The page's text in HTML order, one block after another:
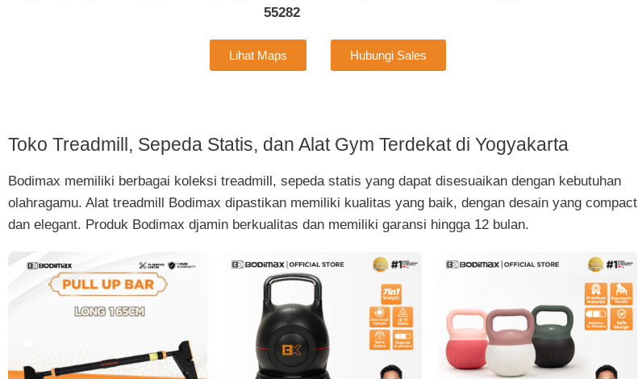
55282
Lihat Maps Hubungi Sales
Toko Treadmill, Sepeda Statis, dan Alat Gym Terdekat di Yogyakarta
Bodimax memiliki berbagai koleksi treadmill, sepeda statis yang dapat disesuaikan dengan kebutuhan
olahragamu. Alat treadmill Bodimax dipastikan memiliki kualitas yang baik, dengan desain yang compact
dan elegant. Produk Bodimax djamin berkualitas dan memiliki garansi hingga 12 bulan.